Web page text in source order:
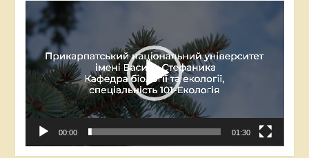
Відеопрогравач
00:00 01:30